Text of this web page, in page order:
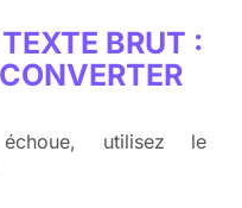
BRUT :
utilisez le